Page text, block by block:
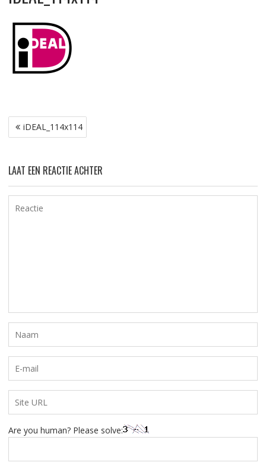
Bericht
navigatie
iDEAL_114x114
LAAT EEN REACTIE ACHTER
Are you human? Please solve: